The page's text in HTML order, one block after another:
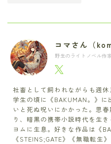
コマさん（
野生のライトノベル作
社畜として飼われながらも週
学生の頃に《BAKUMAN。》
いと死ぬ呪いにかかった。思
り、暗黒の携帯小説時代を生
ヨムに生息。好きな作品は《
《STEINS;GATE》《無職転生》